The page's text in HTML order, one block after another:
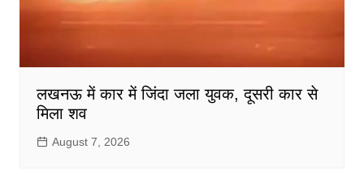
लखनऊ में कार में जिंदा जला युवक, दूसरी कार से
मिला शव
August 7, 2026